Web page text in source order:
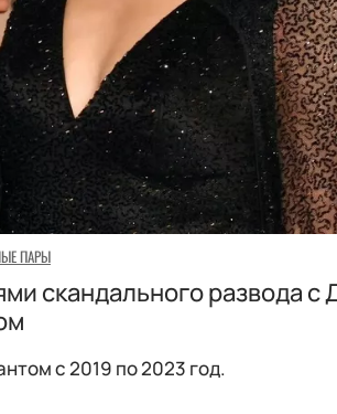
ПАРЫ
скандального развода с
с 2019 по 2023 год.